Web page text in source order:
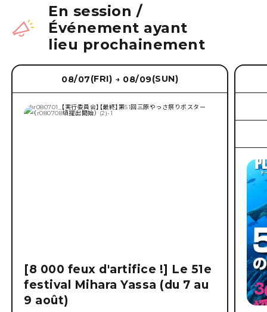
En session /
Événement ayant
lieu prochainement
08/07(FRI) → 08/09(SUN)
[8 000 feux d'artifice !] Le 51e
festival Mihara Yassa (du 7 au
9 août)